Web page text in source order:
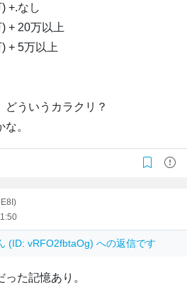
+.なし
+ 20万以上
+ 5万以上
ういうカラクリ？
。
(ID: vRFO2fbtaOg) への返信です
た記憶あり。